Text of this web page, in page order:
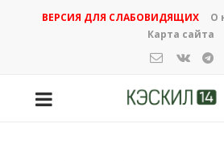
ВЕРСИЯ ДЛЯ СЛАБОВИДЯЩИХ О
Карта сайта